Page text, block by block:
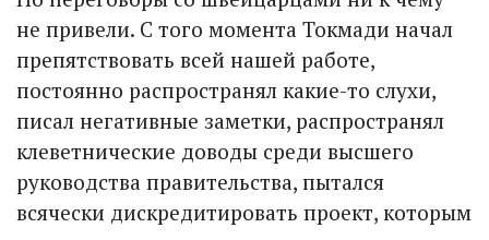
не привели. С того момента Токмади начал
препятствовать всей нашей работе,
постоянно распространял какие-то слухи,
писал негативные заметки, распространял
клеветнические доводы среди высшего
руководства правительства, пытался
всячески дискредитировать проект, которым